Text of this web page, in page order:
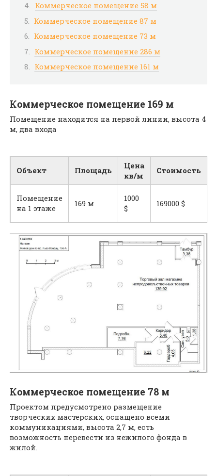
Коммерческое помещение 58 м
Коммерческое помещение 87 м
Коммерческое помещение 73 м
Коммерческое помещение 286 м
Коммерческое помещение 161 м
Коммерческое помещение 169 м
Помещение находится на первой линии, высота 4
м, два входа
Объект Площадь
Цена
кв/м
Стоимость
Помещение
на 1 этаже
169 м
1000
$
169000 $
Коммерческое помещение 78 м
Проектом предусмотрено размещение
творческих мастерских, оснащено всеми
коммуникациями, высота 2,7 м, есть
возможность перевести из нежилого фонда в
жилой.